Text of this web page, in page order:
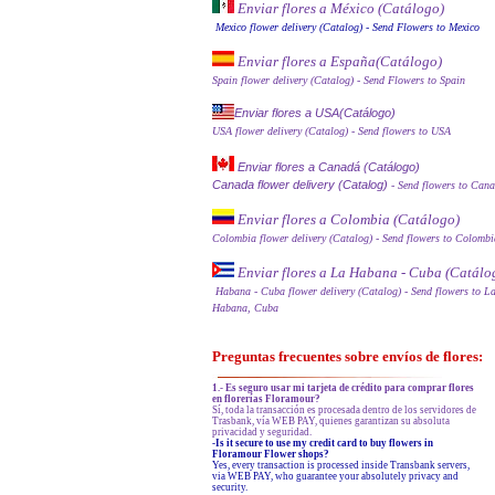
Enviar flores a México (Catálogo)
Mexico flower delivery (Catalog) - Send Flowers to Mexico
Enviar flores a España(Catálogo)
Spain flower delivery (Catalog) - Send Flowers to Spain
Enviar flores a USA(Catálogo)
USA flower delivery (Catalog) - Send flowers to USA
Enviar flores a Canadá (Catálogo)
Canada flower delivery (Catalog) - Send flowers to
Enviar flores a Colombia (Catálogo)
Colombia flower delivery (Catalog) - Send flowers to
Enviar flores a La Habana - Cuba
Habana - Cuba flower delivery (Catalog) - Send flowers to La
Habana, Cuba
Preguntas frecuentes sobre envíos de flores:
1.- Es seguro usar mi tarjeta de crédito para comprar flores
en florerías Floramour?
Sí, toda la transacción es procesada dentro de los servidores de
Trasbank, vía WEB PAY, quienes garantizan su absoluta
privacidad y seguridad.
-Is it secure to use my credit card to buy flowers in
Floramour Flower shops?
Yes, every transaction is processed inside Transbank servers,
via WEB PAY, who guarantee your absolutely privacy and
security.